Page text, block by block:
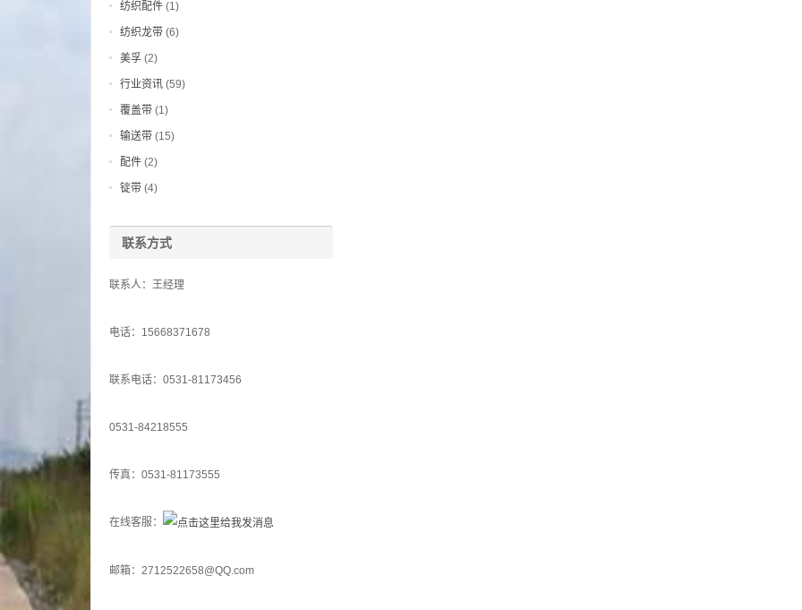
纺织配件 (1)
纺织龙带 (6)
美孚 (2)
行业资讯 (59)
覆盖带 (1)
输送带 (15)
配件 (2)
锭带 (4)
联系方式
联系人：王经理
电话：15668371678
联系电话：0531-81173456
0531-84218555
传真：0531-81173555
在线客服：
邮箱：2712522658@QQ.com